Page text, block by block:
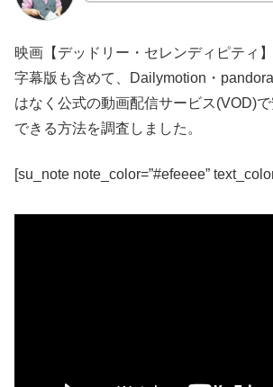
映画【デッドリー・セレンディピティ
字幕版も含めて、Dailymotion・
はなく公式の動画配信サービス(VOD)
できる方法を調査しました。
[su_note note_color=”#efeeee”